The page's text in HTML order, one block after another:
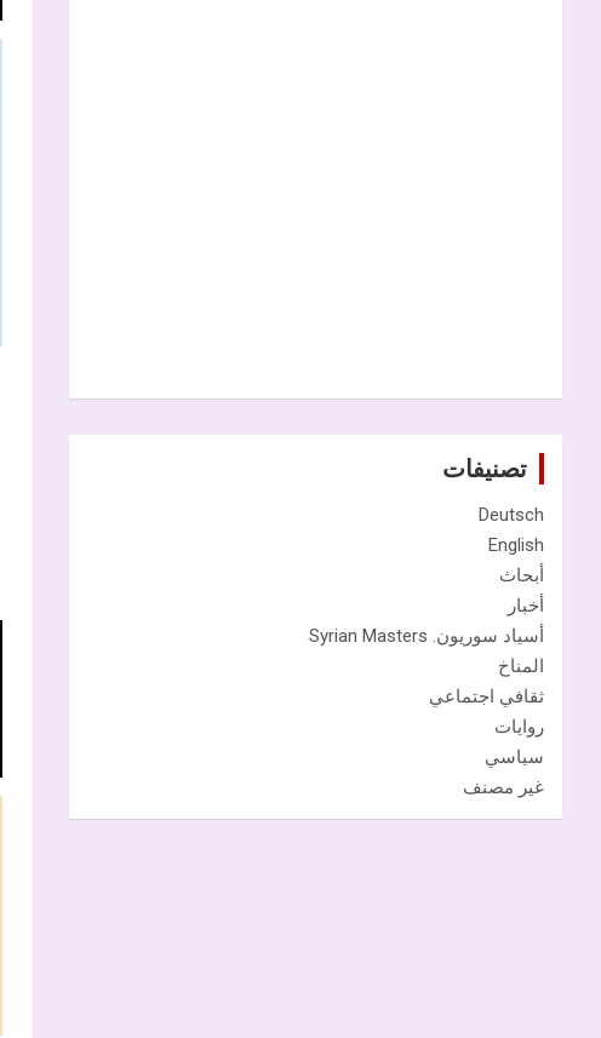
تصنيفات
Deutsch
English
أبحاث
أخبار
أسياد سوريون. Syrian Masters
المناخ
ثقافي اجتماعي
روايات
سياسي
غير مصنف